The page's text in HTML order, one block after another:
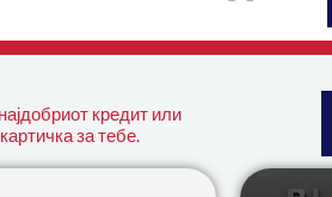
кредит или
за тебе.